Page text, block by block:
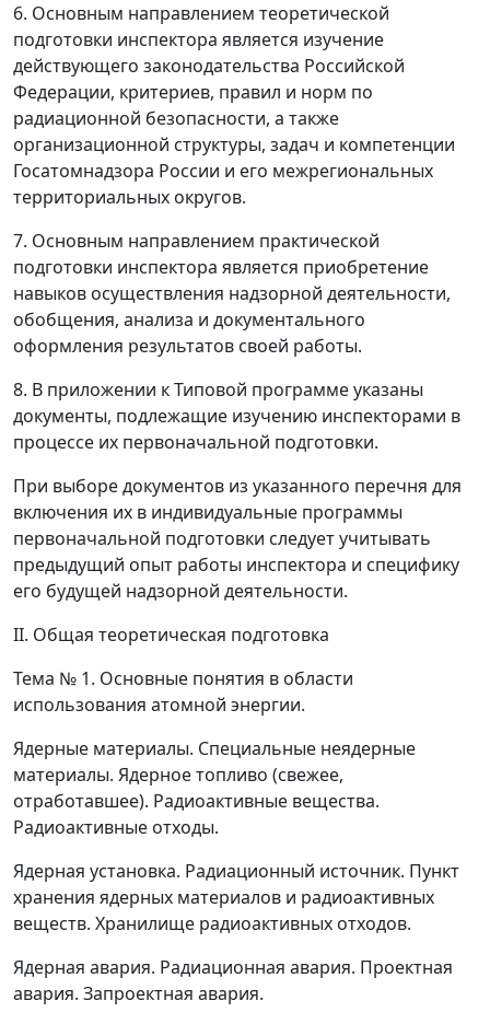
6. Основным направлением теоретической
подготовки инспектора является изучение
действующего законодательства Российской
Федерации, критериев, правил и норм по
радиационной безопасности, а также
организационной структуры, задач и компетенции
Госатомнадзора России и его межрегиональных
территориальных округов.
7. Основным направлением практической
подготовки инспектора является приобретение
навыков осуществления надзорной деятельности,
обобщения, анализа и документального
оформления результатов своей работы.
8. В приложении к Типовой программе указаны
документы, подлежащие изучению инспекторами в
процессе их первоначальной подготовки.
При выборе документов из указанного перечня для
включения их в индивидуальные программы
первоначальной подготовки следует учитывать
предыдущий опыт работы инспектора и специфику
его будущей надзорной деятельности.
II. Общая теоретическая подготовка
Тема № 1. Основные понятия в области
использования атомной энергии.
Ядерные материалы. Специальные неядерные
материалы. Ядерное топливо (свежее,
отработавшее). Радиоактивные вещества.
Радиоактивные отходы.
Ядерная установка. Радиационный источник. Пункт
хранения ядерных материалов и радиоактивных
веществ. Хранилище радиоактивных отходов.
Ядерная авария. Радиационная авария. Проектная
авария. Запроектная авария.